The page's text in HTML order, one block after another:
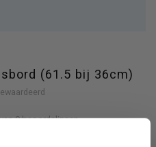
(61.5 bij 36cm)
0 beoordelingen